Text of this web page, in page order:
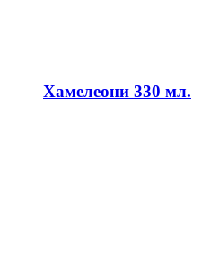
Хамелеони 330 мл.